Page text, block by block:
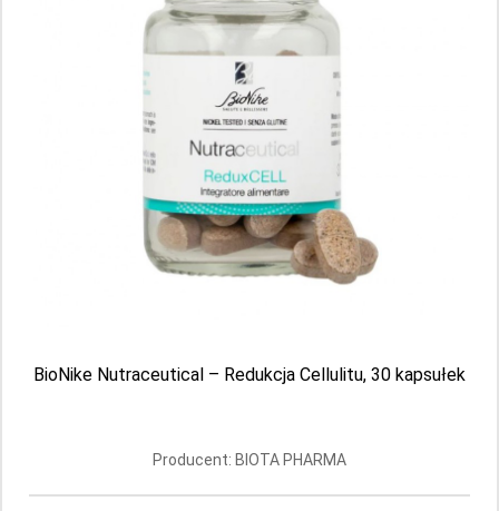
Sortuj według:
Suplementy
mało zróżnicowanej diety. Nie są lekami, ale mogą
BioNike Nutraceutical – Redukcja Cellulitu, 30 kapsułek
Producent: BIOTA PHARMA